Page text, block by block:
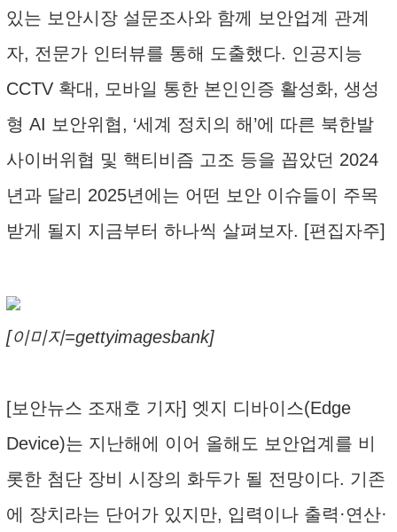
있는 보안시장 설문조사와 함께 보안업계 관계
자, 전문가 인터뷰를 통해 도출했다. 인공지능
CCTV 확대, 모바일 통한 본인인증 활성화, 생성
형 AI 보안위협, ‘세계 정치의 해’에 따른 북한발
사이버위협 및 핵티비즘 고조 등을 꼽았던 2024
년과 달리 2025년에는 어떤 보안 이슈들이 주목
받게 될지 지금부터 하나씩 살펴보자. [편집자주]
[이미지=gettyimagesbank]
[보안뉴스 조재호 기자] 엣지 디바이스(Edge
Device)는 지난해에 이어 올해도 보안업계를 비
롯한 첨단 장비 시장의 화두가 될 전망이다. 기존
에 장치라는 단어가 있지만, 입력이나 출력·연산·